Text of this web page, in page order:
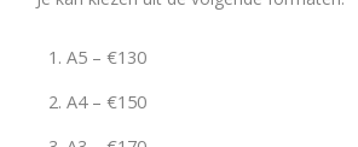
A5 – €130
A4 – €150